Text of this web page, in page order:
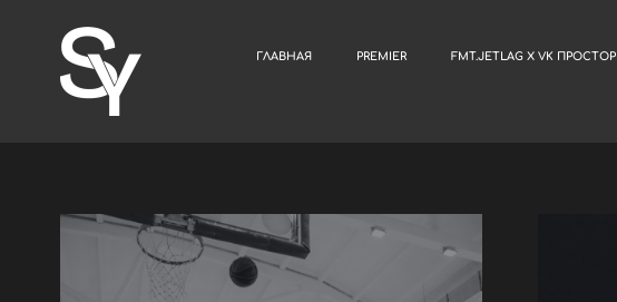
ГЛАВНАЯ PREMIER FMT.JETLAG X VK ПРОСТОР